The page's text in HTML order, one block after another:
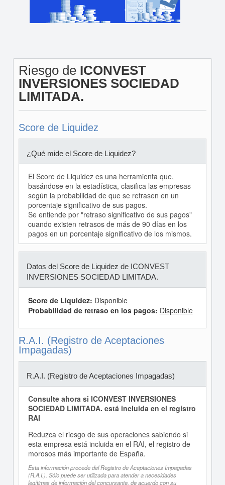
Riesgo de ICONVEST
INVERSIONES SOCIEDAD
LIMITADA.
Score de Liquidez
¿Qué mide el Score de Liquidez?
El Score de Liquidez es una herramienta que,
basándose en la estadística, clasifica las empresas
según la probabilidad de que se retrasen en un
porcentaje significativo de sus pagos.
Se entiende por "retraso significativo de sus pagos"
cuando existen retrasos de más de 90 días en los
pagos en un porcentaje significativo de los mismos.
Datos del Score de Liquidez de ICONVEST
INVERSIONES SOCIEDAD LIMITADA.
Score de Liquidez: Disponible
Probabilidad de retraso en los pagos: Disponible
R.A.I. (Registro de Aceptaciones
Impagadas)
R.A.I. (Registro de Aceptaciones Impagadas)
Consulte ahora si ICONVEST INVERSIONES
SOCIEDAD LIMITADA. está incluida en el registro
RAI
Reduzca el riesgo de sus operaciones sabiendo si
esta empresa está incluida en el RAI, el registro de
morosos más importante de España.
Esta información procede del Registro de Aceptaciones Impagadas
(R.A.I.). Sólo puede ser utilizada para atender a necesidades
legítimas de información del concursante, de acuerdo con su